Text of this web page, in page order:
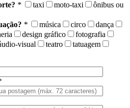
* taxi moto-taxi
ônibus ou
* música circo
dança
design gráfico
fotografia
visual teatro
tatuagem